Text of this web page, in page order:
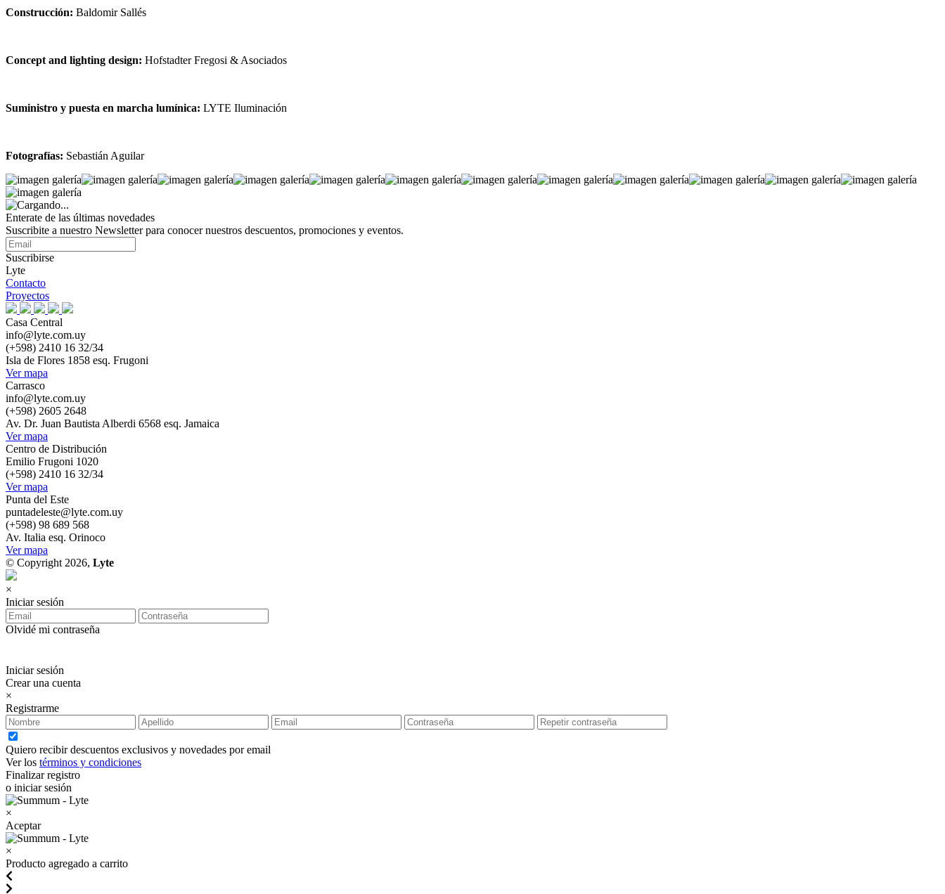
Construcción: Baldomir Sallés
Concept and lighting design: Hofstadter Fregosi & Asociados
Suministro y puesta en marcha lumínica: LYTE Iluminación
Fotografías: Sebastián Aguilar
Enterate de las últimas novedades
Suscribite a nuestro Newsletter para conocer nuestros descuentos, promociones y eventos.
Suscribirse
Lyte
Contacto
Proyectos
Casa Central
info@lyte.com.uy
(+598) 2410 16 32/34
Isla de Flores 1858 esq. Frugoni
Ver mapa
Carrasco
info@lyte.com.uy
(+598) 2605 2648
Av. Dr. Juan Bautista Alberdi 6568 esq. Jamaica
Ver mapa
Centro de Distribución
Emilio Frugoni 1020
(+598) 2410 16 32/34
Ver mapa
Punta del Este
puntadeleste@lyte.com.uy
(+598) 98 689 568
Av. Italia esq. Orinoco
Ver mapa
© Copyright 2026, Lyte
×
Iniciar sesión
Olvidé mi contraseña
Iniciar sesión
Crear una cuenta
×
Registrarme
Quiero recibir descuentos exclusivos y novedades por email
Ver los términos y condiciones
Finalizar registro
o iniciar sesión
×
Aceptar
×
Producto agregado a carrito